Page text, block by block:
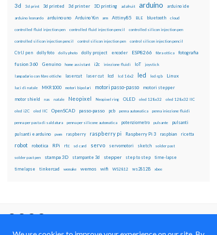
3d 3d print 3d printed 3d printer 3D printing adafruit arduino arduino ide
arduino leonardo arduino uno Arduino Yún arm Attiny85 BLE bluetooth cloud
controlled fluid injection pen controlled fluid injection pencil controlled silicon injection pen
controlled silicon injection pencil control silicon injection pen control silicon injection pencil
CtrlJ pen dolly foto dolly photo dolly project encoder ESP8266 fibra ottica fotografia
fusion 360 Genuino home assistant i2c iniezione fluidi IoT joystick
lampadario con fibre ottiche lasercut laser cut lcd lcd 16x2 led led rgb Linux
luci di natale MKR1000 motori bipolari motori passo-passo motori stepper
motor shield nas natale Neopixel Neopixel ring OLED oled 128x32 oled 128x32 IIC
oled i2C oled IIC OpenSCAD passo-passo pcb penna automatica penna iniezione fluidi
penna per pasta di saldatura penna per silicone automatica potenziometro pulsante pulsanti
pulsanti e arduino pwm raspberry raspberry pi Raspberry Pi 3 raspbian ricetta
robot robotica RPi rtc sd card servo servomotori sketch solder past
solder past pen stampa 3D stampante 3d stepper step to step time-lapse
timelapse tinkercad wemake wemos wifi WS2812 ws2812B xbee